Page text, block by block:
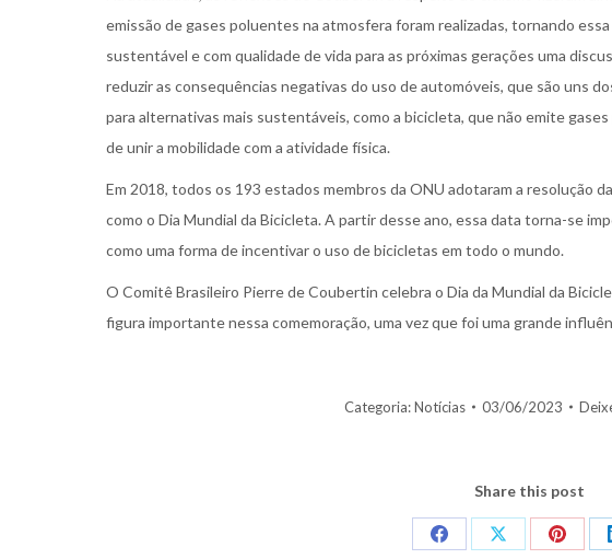
emissão de gases poluentes na atmosfera foram realizadas, tornando
sustentável e com qualidade de vida para as próximas gerações uma
reduzir as consequências negativas do uso de automóveis, que são uns
para alternativas mais sustentáveis, como a bicicleta, que não emite
de unir a mobilidade com a atividade física.
Em 2018, todos os 193 estados membros da ONU adotaram a resolução
como o Dia Mundial da Bicicleta. A partir desse ano, essa data torna-se
como uma forma de incentivar o uso de bicicletas em todo o mundo.
O Comitê Brasileiro Pierre de Coubertin celebra o Dia da Mundial da
figura importante nessa comemoração, uma vez que foi uma grande
Categoria:Notícias 03/06/2023
Share this post
Share
Share
Share